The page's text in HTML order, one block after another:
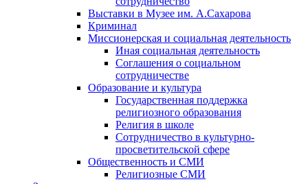
Выставки в Музее им. А.Сахарова
Криминал
Миссионерская и социальная деятельность
Иная социальная деятельность
Соглашения о социальном
сотрудничестве
Образование и культура
Государственная поддержка
религиозного образования
Религия в школе
Сотрудничество в культурно-
просветительской сфере
Общественность и СМИ
Религиозные СМИ